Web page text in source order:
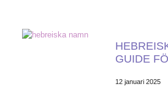
GUIDE
12 januari 2025